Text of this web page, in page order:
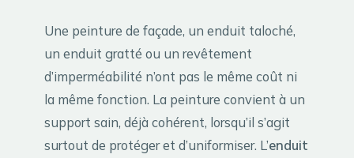
Une peinture de façade, un enduit taloché,
un enduit gratté ou un revêtement
d’imperméabilité n’ont pas le même coût ni
la même fonction. La peinture convient à un
support sain, déjà cohérent, lorsqu’il s’agit
surtout de protéger et d’uniformiser. L’enduit